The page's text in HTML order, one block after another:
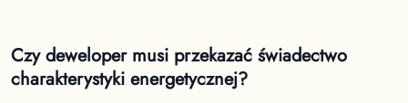
Czy deweloper musi przekazać świadectwo
charakterystyki energetycznej?